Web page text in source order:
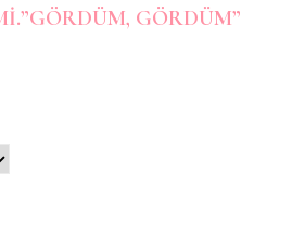
GÖRDÜM”